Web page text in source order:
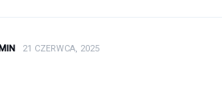
21 CZERWCA, 2025